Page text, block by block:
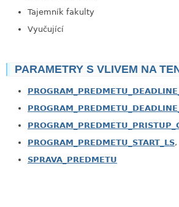
Tajemník fakulty
Vyučující
PARAMETRY S VLIVEM NA
PROGRAM_PREDMETU_START_LS,
SPRAVA_PREDMETU